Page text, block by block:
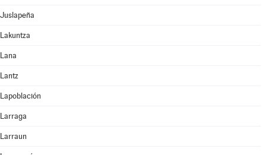
Juslapeña
Lakuntza
Lana
Lantz
Lapoblación
Larraga
Larraun